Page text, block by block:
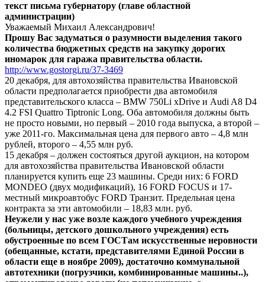
текст письма губернатору (главе областной
администрации)
Уважаемый Михаил Александрович!
Прошу Вас задуматься о разумности выделения такого
количества бюджетных средств на закупку дорогих
иномарок для гаража правительства области.
http://www.gostorgi.ru/37-3469
20 декабря, для автохозяйства правительства Ивановской
области предполагается приобрести два автомобиля
представительского класса – BMW 750Li xDrive и Audi A8 D4
4.2 FSI Quattro Tiptronic Long. Оба автомобиля должны быть
не просто новыми, но первый – 2010 года выпуска, а второй –
уже 2011-го. Максимальная цена для первого авто – 4,8 млн
рублей, второго – 4,55 млн руб.
15 декабря – должен состояться другой аукцион, на котором
для автохозяйства правительства Ивановской области
планируется купить еще 23 машины. Среди них: 6 FORD
MONDEO (двух модификаций), 16 FORD FOCUS и 17-
местный микроавтобус FORD Транзит. Предельная цена
контракта за эти автомобили – 18,83 млн. руб.
Неужели у нас уже возле каждого учебного учреждения
(больницы, детского дошкольного учреждения) есть
обустроенные по всем ГОСТам искусственные неровности
(обещанные, кстати, представителями Единой России в
области еще в ноябре 2009), достаточно коммунальной
автотехники (погрузчики, комбинированные машины..),